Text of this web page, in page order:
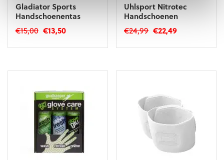
Gladiator Sports
Handschoenentas
€15,00 Oorspronkelijke
€13,50Huidige
Uhlsport Nitrotec
Handschoenen
€24,99 Oorspronkelijke
€22,49Huidige
Dit
Deze
optie
gekozen